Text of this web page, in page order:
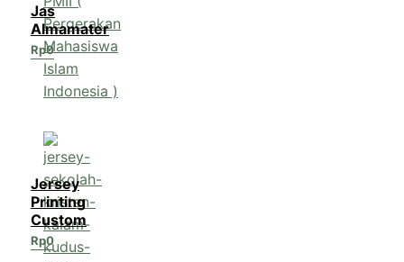
Jas
Almamater
Rp0
Jersey
Printing
Custom
Rp0